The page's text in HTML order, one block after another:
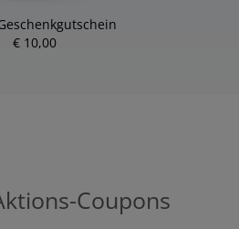
€ 10,00
Coupons